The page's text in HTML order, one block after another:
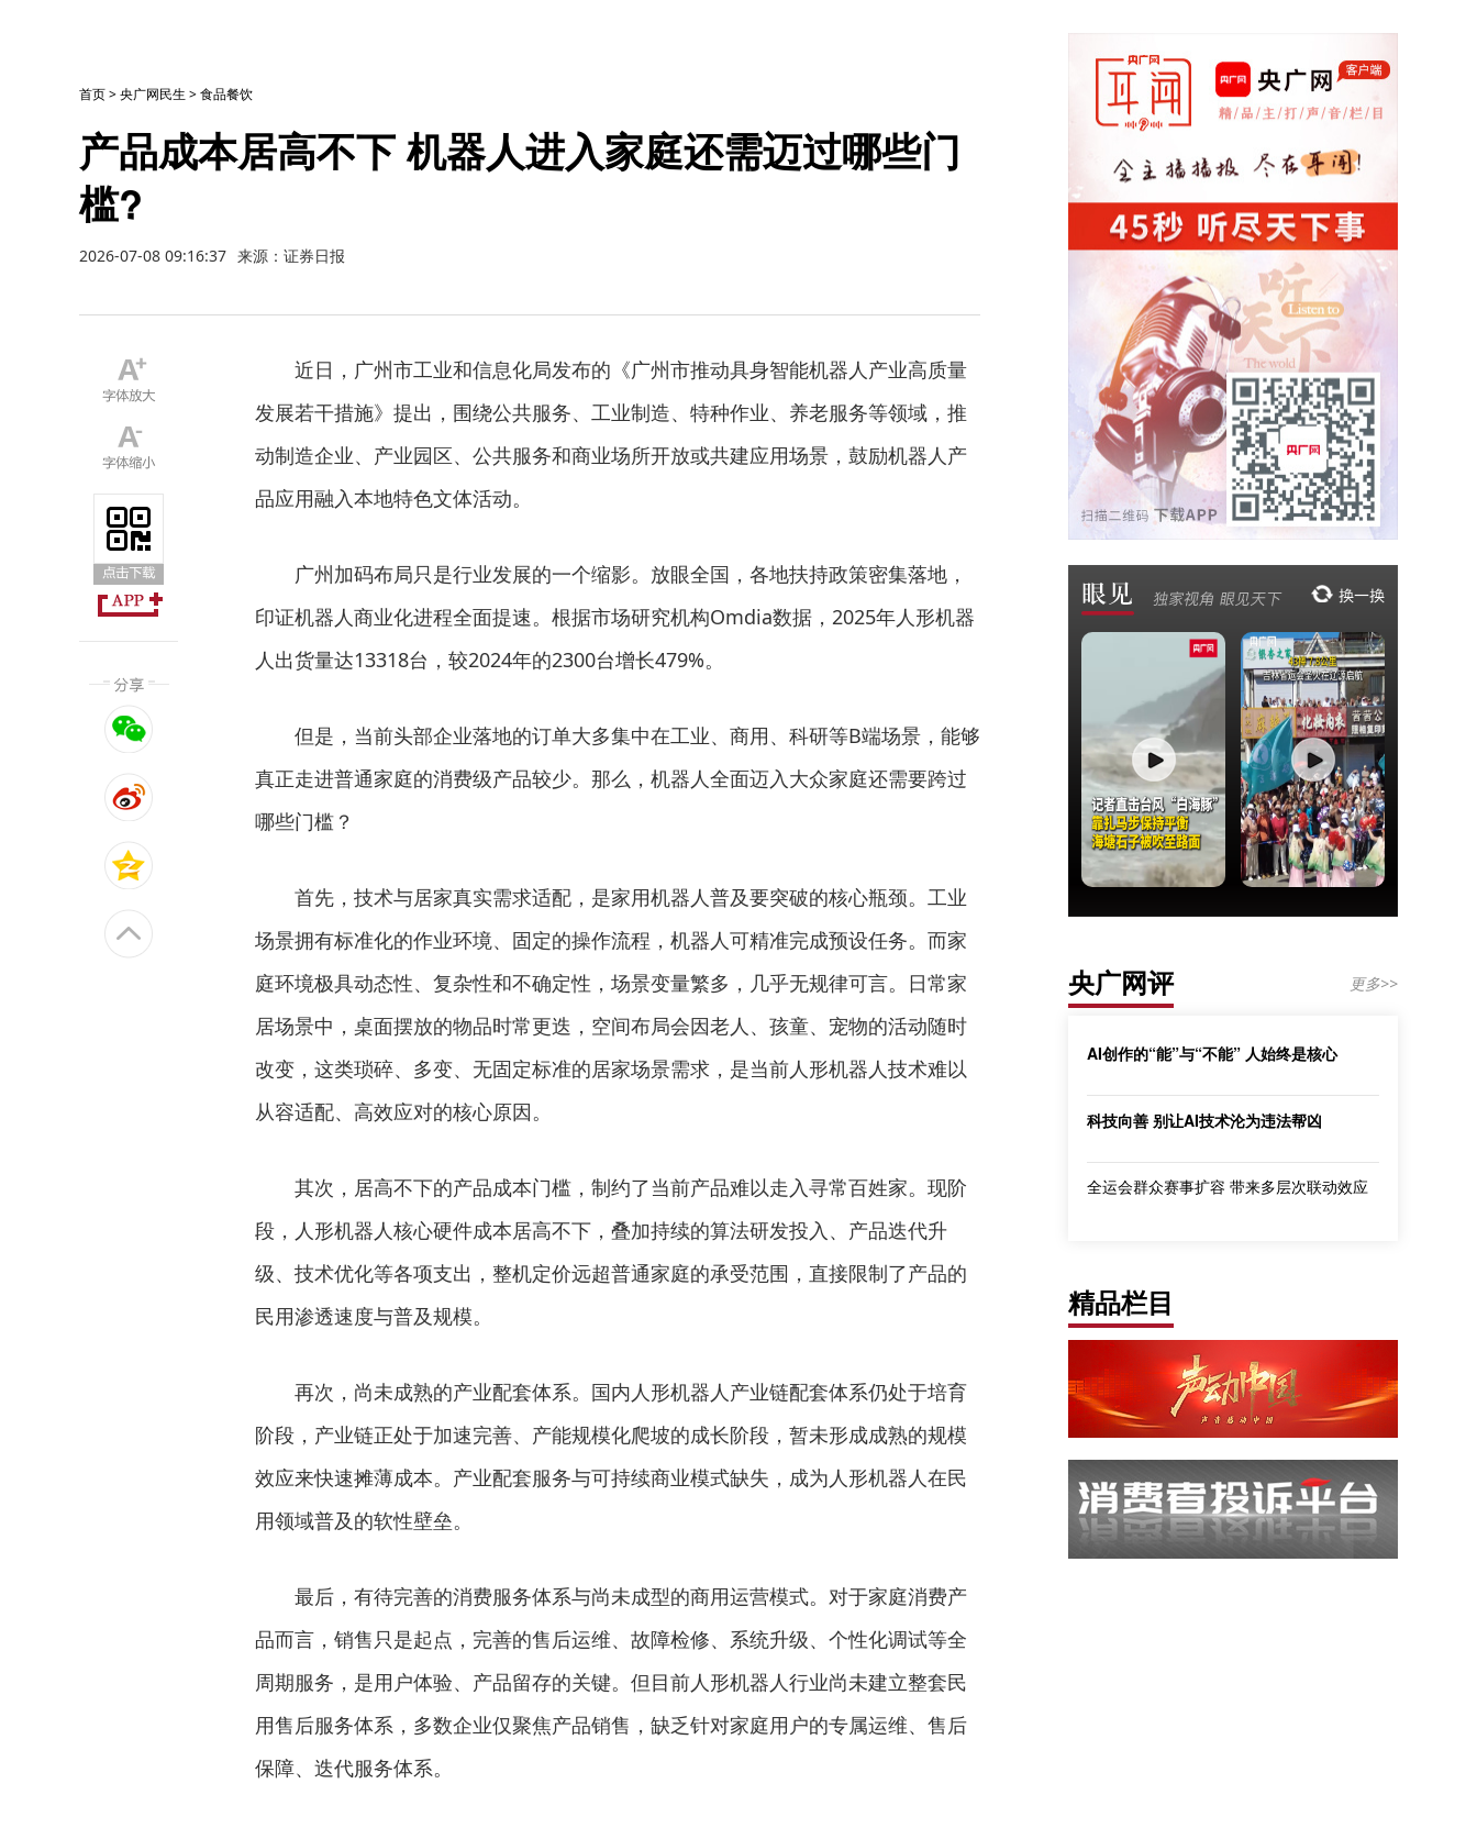
首页>央广网民生 >食品餐饮
产品成本居高不下 机器人进入家庭还需迈过哪些门
槛?
2026-07-08 09:16:37 来源：证券日报
近日，广州市工业和信息化局发布的《广州市推动具身智能机器人产业高质量
发展若干措施》提出，围绕公共服务、工业制造、特种作业、养老服务等领域，推
动制造企业、产业园区、公共服务和商业场所开放或共建应用场景，鼓励机器人产
品应用融入本地特色文体活动。
广州加码布局只是行业发展的一个缩影。放眼全国，各地扶持政策密集落地，
印证机器人商业化进程全面提速。根据市场研究机构Omdia数据，2025年人形机器
人出货量达13318台，较2024年的2300台增长479%。
但是，当前头部企业落地的订单大多集中在工业、商用、科研等B端场景，能够
真正走进普通家庭的消费级产品较少。那么，机器人全面迈入大众家庭还需要跨过
哪些门槛？
首先，技术与居家真实需求适配，是家用机器人普及要突破的核心瓶颈。工业
场景拥有标准化的作业环境、固定的操作流程，机器人可精准完成预设任务。而家
庭环境极具动态性、复杂性和不确定性，场景变量繁多，几乎无规律可言。日常家
居场景中，桌面摆放的物品时常更迭，空间布局会因老人、孩童、宠物的活动随时
改变，这类琐碎、多变、无固定标准的居家场景需求，是当前人形机器人技术难以
从容适配、高效应对的核心原因。
其次，居高不下的产品成本门槛，制约了当前产品难以走入寻常百姓家。现阶
段，人形机器人核心硬件成本居高不下，叠加持续的算法研发投入、产品迭代升
级、技术优化等各项支出，整机定价远超普通家庭的承受范围，直接限制了产品的
民用渗透速度与普及规模。
再次，尚未成熟的产业配套体系。国内人形机器人产业链配套体系仍处于培育
阶段，产业链正处于加速完善、产能规模化爬坡的成长阶段，暂未形成成熟的规模
效应来快速摊薄成本。产业配套服务与可持续商业模式缺失，成为人形机器人在民
用领域普及的软性壁垒。
最后，有待完善的消费服务体系与尚未成型的商用运营模式。对于家庭消费产
品而言，销售只是起点，完善的售后运维、故障检修、系统升级、个性化调试等全
周期服务，是用户体验、产品留存的关键。但目前人形机器人行业尚未建立整套民
用售后服务体系，多数企业仅聚焦产品销售，缺乏针对家庭用户的专属运维、售后
保障、迭代服务体系。
央广网评 更多>>
AI创作的“能”与“不能” 人始终是核心
科技向善 别让AI技术沦为违法帮凶
全运会群众赛事扩容 带来多层次联动效应
精品栏目